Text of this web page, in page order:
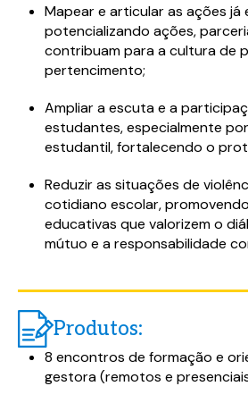
Mapear e articular as ações já
potencializando ações,
contribuam para a cultura de
pertencimento;
Ampliar a escuta e a
estudantes, especialmente
estudantil, fortalecendo o
Reduzir as situações de
cotidiano escolar,
educativas que valorizem o
mútuo e a responsabilidade
Produtos:
8 encontros de formação e
gestora (remotos e